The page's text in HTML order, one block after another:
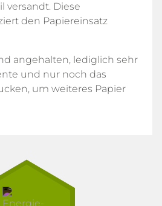
versandt. Diese
den Papiereinsatz
angehalten, lediglich sehr
und nur noch das
um weiteres Papier